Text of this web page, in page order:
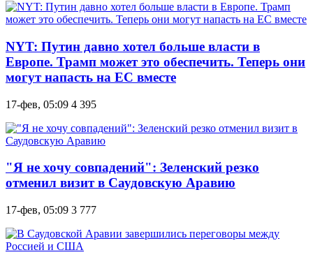
NYT: Путин давно хотел больше власти в
Европе. Трамп может это обеспечить. Теперь они
могут напасть на ЕС вместе
17-фев, 05:09 4 395
"Я не хочу совпадений": Зеленский резко
отменил визит в Саудовскую Аравию
17-фев, 05:09 3 777